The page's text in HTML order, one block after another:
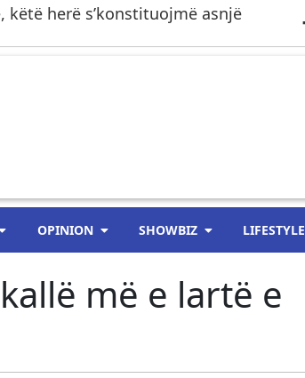
herë s’konstituojmë asnjë
OPINION SHOWBIZ LIFESTYLE
më e lartë e